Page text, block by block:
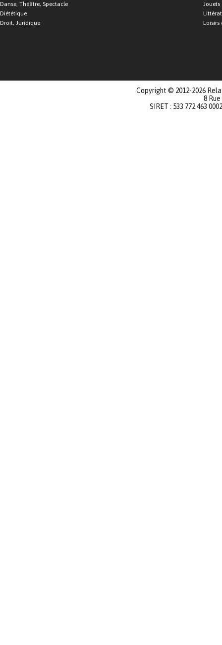
Danse, Théâtre, Spectacle
Diététique
Droit, Juridique
Jouets
Loisirs
Copyright © 2012-2026
8
SIRET : 533 772 463